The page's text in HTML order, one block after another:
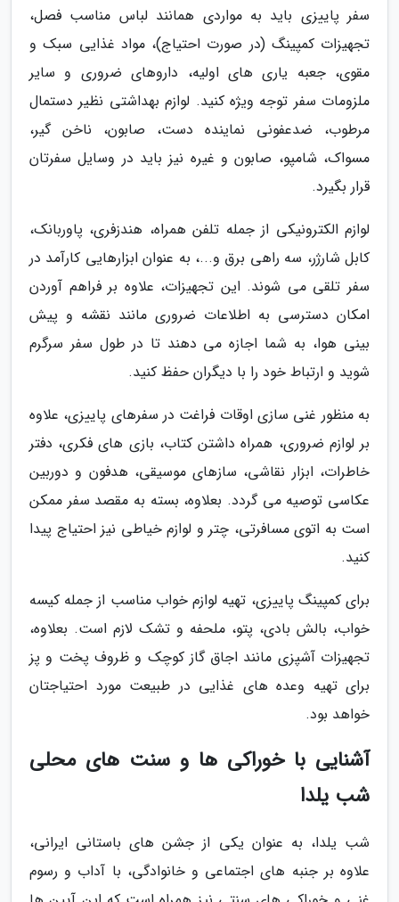
سفر پاییزی باید به مواردی همانند لباس مناسب فصل،
تجهیزات کمپینگ (در صورت احتیاج)، مواد غذایی سبک و
مقوی، جعبه یاری های اولیه، داروهای ضروری و سایر
ملزومات سفر توجه ویژه کنید. لوازم بهداشتی نظیر دستمال
مرطوب، ضدعفونی نماینده دست، صابون، ناخن گیر،
مسواک، شامپو، صابون و غیره نیز باید در وسایل سفرتان
قرار بگیرد.
لوازم الکترونیکی از جمله تلفن همراه، هندزفری، پاوربانک،
کابل شارژر، سه راهی برق و...، به عنوان ابزارهایی کارآمد در
سفر تلقی می شوند. این تجهیزات، علاوه بر فراهم آوردن
امکان دسترسی به اطلاعات ضروری مانند نقشه و پیش
بینی هوا، به شما اجازه می دهند تا در طول سفر سرگرم
شوید و ارتباط خود را با دیگران حفظ کنید.
به منظور غنی سازی اوقات فراغت در سفرهای پاییزی، علاوه
بر لوازم ضروری، همراه داشتن کتاب، بازی های فکری، دفتر
خاطرات، ابزار نقاشی، سازهای موسیقی، هدفون و دوربین
عکاسی توصیه می گردد. بعلاوه، بسته به مقصد سفر ممکن
است به اتوی مسافرتی، چتر و لوازم خیاطی نیز احتیاج پیدا
کنید.
برای کمپینگ پاییزی، تهیه لوازم خواب مناسب از جمله کیسه
خواب، بالش بادی، پتو، ملحفه و تشک لازم است. بعلاوه،
تجهیزات آشپزی مانند اجاق گاز کوچک و ظروف پخت و پز
برای تهیه وعده های غذایی در طبیعت مورد احتیاجتان
خواهد بود.
آشنایی با خوراکی ها و سنت های محلی
شب یلدا
شب یلدا، به عنوان یکی از جشن های باستانی ایرانی،
علاوه بر جنبه های اجتماعی و خانوادگی، با آداب و رسوم